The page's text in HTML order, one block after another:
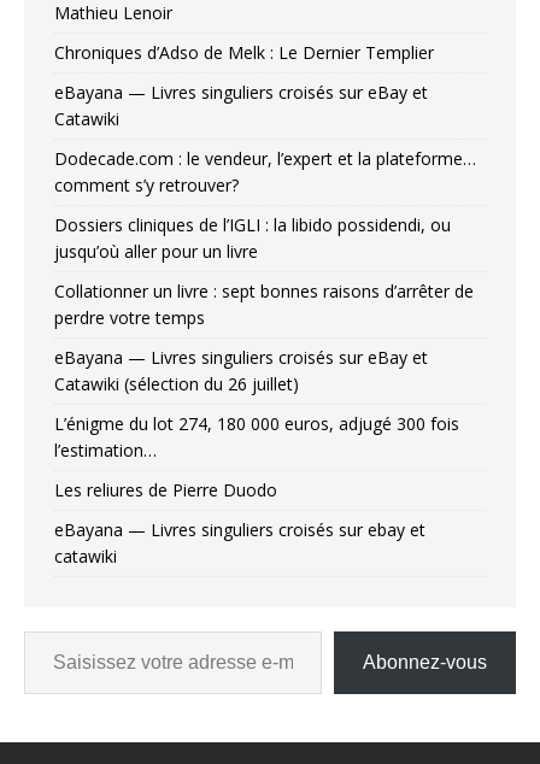
Mathieu Lenoir
Chroniques d’Adso de Melk : Le Dernier Templier
eBayana — Livres singuliers croisés sur eBay et
Catawiki
Dodecade.com : le vendeur, l’expert et la plateforme…
comment s’y retrouver?
Dossiers cliniques de l’IGLI : la libido possidendi, ou
jusqu’où aller pour un livre
Collationner un livre : sept bonnes raisons d’arrêter de
perdre votre temps
eBayana — Livres singuliers croisés sur eBay et
Catawiki (sélection du 26 juillet)
L’énigme du lot 274, 180 000 euros, adjugé 300 fois
l’estimation…
Les reliures de Pierre Duodo
eBayana — Livres singuliers croisés sur ebay et
catawiki
Abonnez-vous